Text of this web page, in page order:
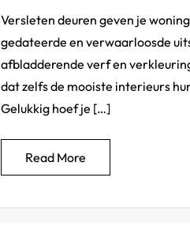
Versleten deuren geven je
gedateerde en verwaarloosde
afbladderende verf en
dat zelfs de mooiste interieurs
Gelukkig hoef je […]
Read More